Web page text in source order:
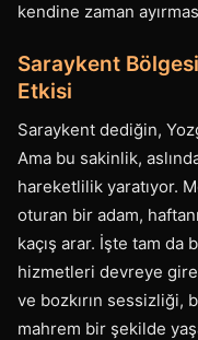
kendine zaman
Saraykent
Etkisi
Saraykent dediğin,
Ama bu sakinlik,
hareketlilik yaratıyor.
oturan bir adam,
kaçış arar. İşte tam
hizmetleri devreye
ve bozkırın sessizliği,
mahrem bir şekilde